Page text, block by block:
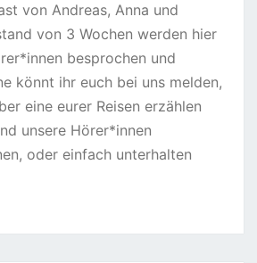
von Andreas, Anna und
von 3 Wochen werden hier
besprochen und
könnt ihr euch bei uns melden,
eine eurer Reisen erzählen
unsere Hörer*innen
oder einfach unterhalten